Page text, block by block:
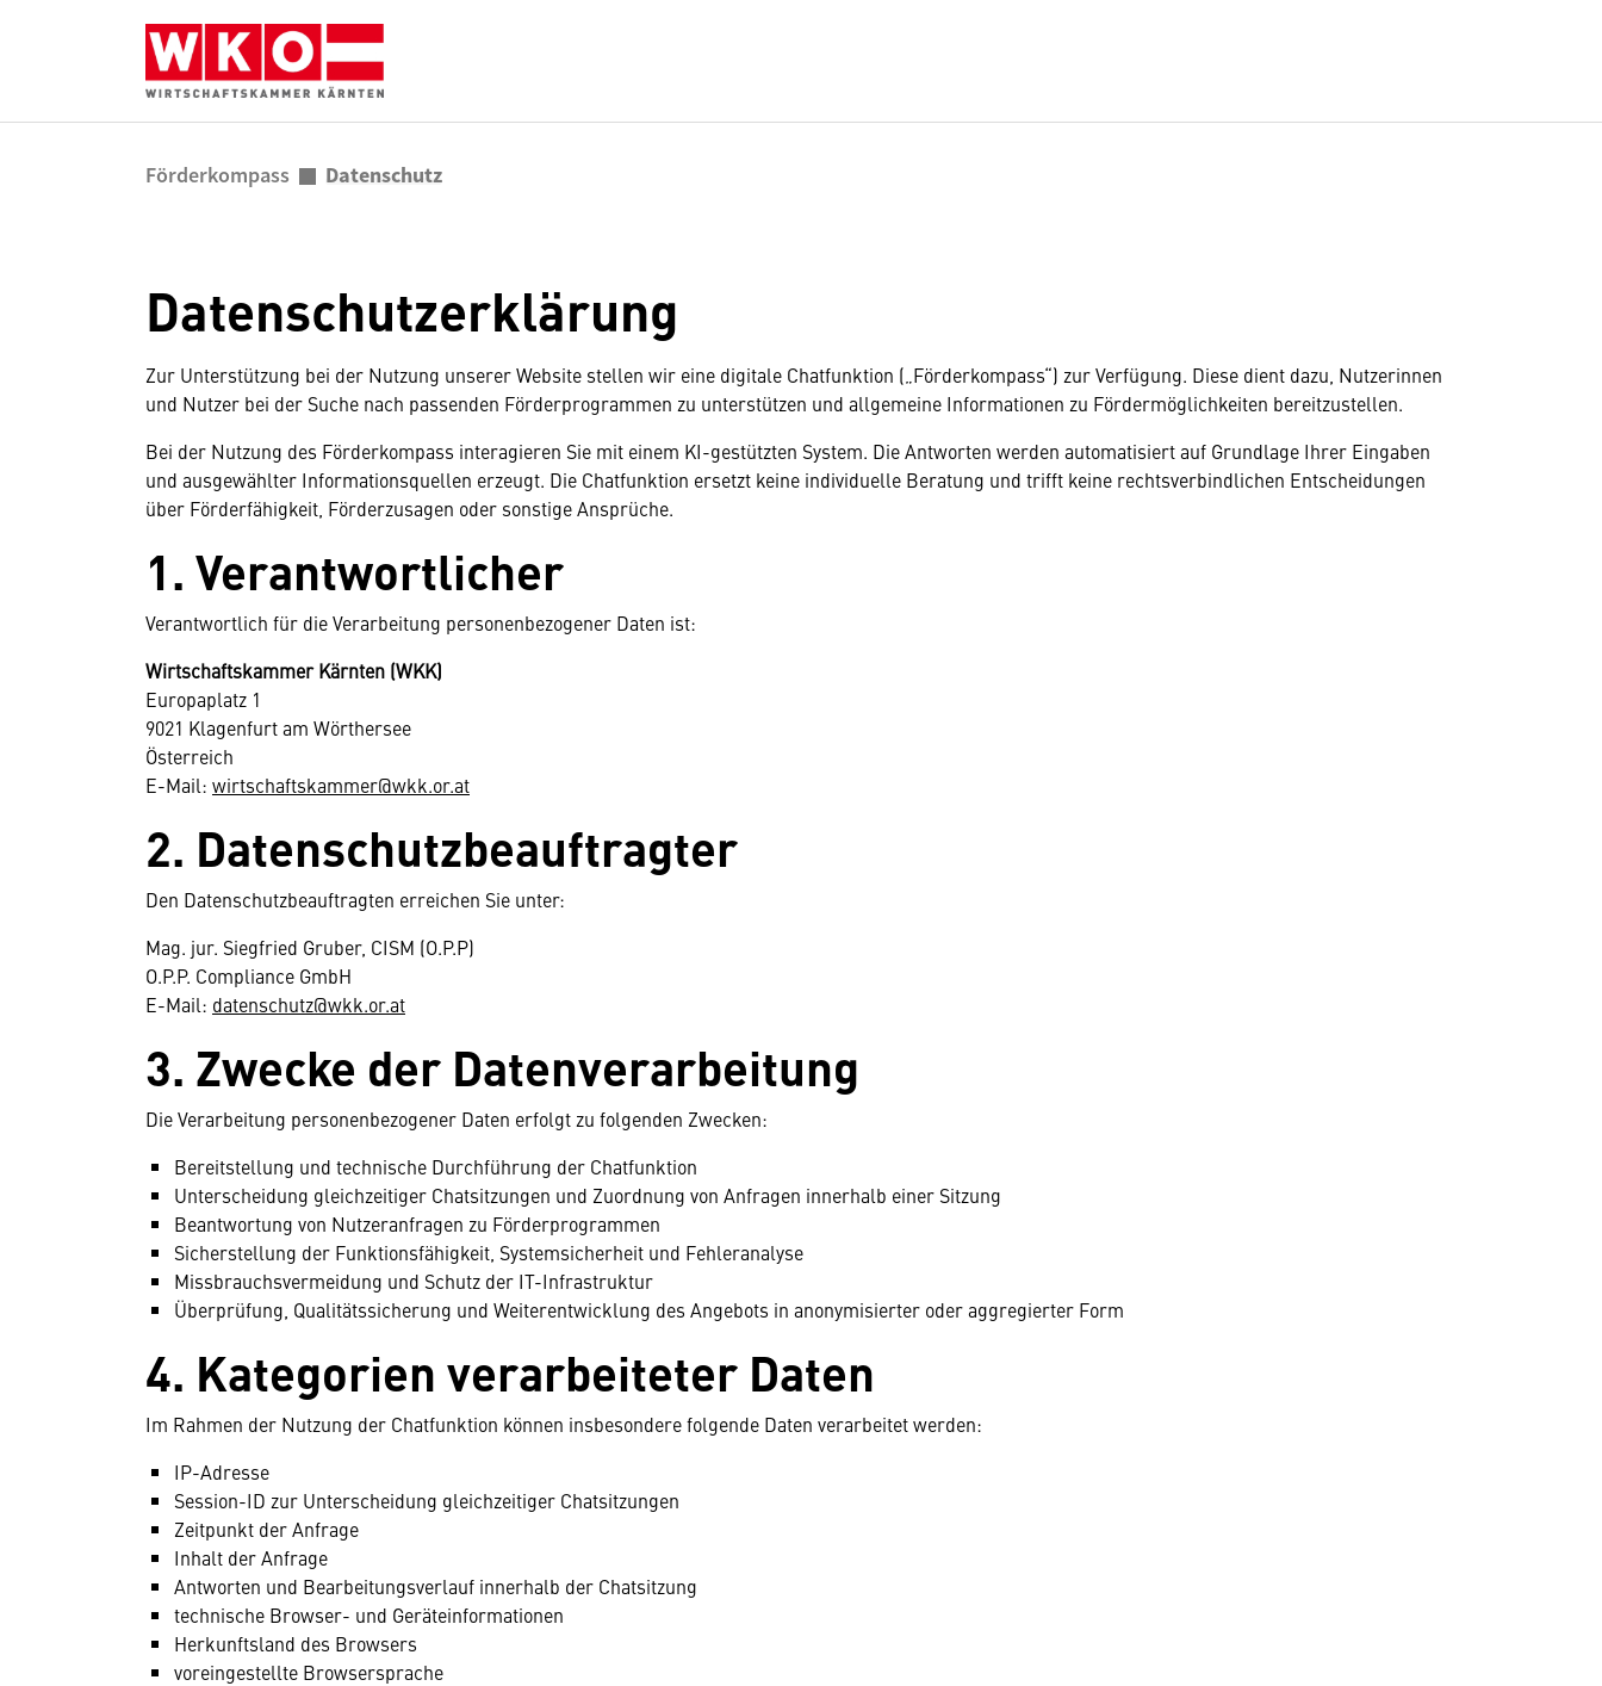
Förderkompass Datenschutz
Datenschutzerklärung
Zur Unterstützung bei der Nutzung unserer Website stellen wir eine digitale Chatfunktion („Förderkompass“) zur Verfügung. Diese dient dazu, Nutzerinnen
und Nutzer bei der Suche nach passenden Förderprogrammen zu unterstützen und allgemeine Informationen zu Fördermöglichkeiten bereitzustellen.
Bei der Nutzung des Förderkompass interagieren Sie mit einem KI-gestützten System. Die Antworten werden automatisiert auf Grundlage Ihrer Eingaben
und ausgewählter Informationsquellen erzeugt. Die Chatfunktion ersetzt keine individuelle Beratung und trifft keine rechtsverbindlichen Entscheidungen
über Förderfähigkeit, Förderzusagen oder sonstige Ansprüche.
1. Verantwortlicher
Verantwortlich für die Verarbeitung personenbezogener Daten ist:
Wirtschaftskammer Kärnten (WKK)
Europaplatz 1
9021 Klagenfurt am Wörthersee
Österreich
E-Mail: wirtschaftskammer@wkk.or.at
2. Datenschutzbeauftragter
Den Datenschutzbeauftragten erreichen Sie unter:
Mag. jur. Siegfried Gruber, CISM (O.P.P)
O.P.P. Compliance GmbH
E-Mail: datenschutz@wkk.or.at
3. Zwecke der Datenverarbeitung
Die Verarbeitung personenbezogener Daten erfolgt zu folgenden Zwecken:
Bereitstellung und technische Durchführung der Chatfunktion
Unterscheidung gleichzeitiger Chatsitzungen und Zuordnung von Anfragen innerhalb einer Sitzung
Beantwortung von Nutzeranfragen zu Förderprogrammen
Sicherstellung der Funktionsfähigkeit, Systemsicherheit und Fehleranalyse
Missbrauchsvermeidung und Schutz der IT-Infrastruktur
Überprüfung, Qualitätssicherung und Weiterentwicklung des Angebots in anonymisierter oder aggregierter Form
4. Kategorien verarbeiteter Daten
Im Rahmen der Nutzung der Chatfunktion können insbesondere folgende Daten verarbeitet werden:
IP-Adresse
Session-ID zur Unterscheidung gleichzeitiger Chatsitzungen
Zeitpunkt der Anfrage
Inhalt der Anfrage
Antworten und Bearbeitungsverlauf innerhalb der Chatsitzung
technische Browser- und Geräteinformationen
Herkunftsland des Browsers
voreingestellte Browsersprache